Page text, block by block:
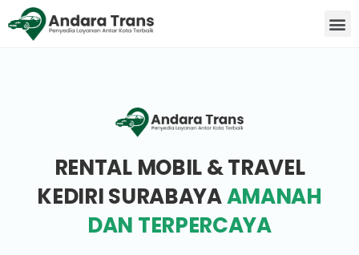
RENTAL MOBIL & TRAVEL
KEDIRI SURABAYAAMANAH
DAN TERPERCAYA